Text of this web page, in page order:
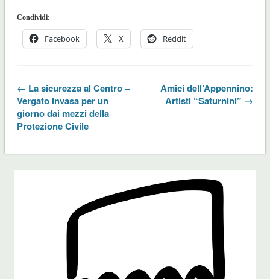
Condividi:
Facebook X Reddit
← La sicurezza al Centro –
Vergato invasa per un
giorno dai mezzi della
Protezione Civile
Amici dell’Appennino:
Artisti “Saturnini” →